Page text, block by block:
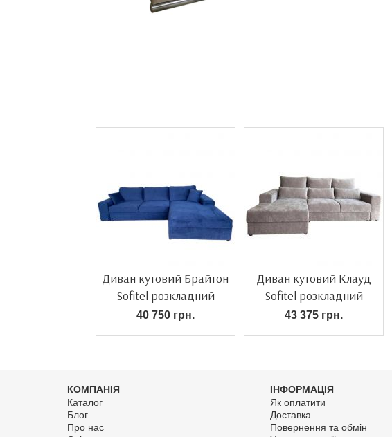
Диван кутовий Брайтон
Sofitel розкладний
40 750 грн.
Диван кутовий Клауд
Sofitel розкладний
43 375 грн.
КОМПАНІЯ
Каталог
Блог
Про нас
ІНФОРМАЦІЯ
Як оплатити
Доставка
Повернення та обмін